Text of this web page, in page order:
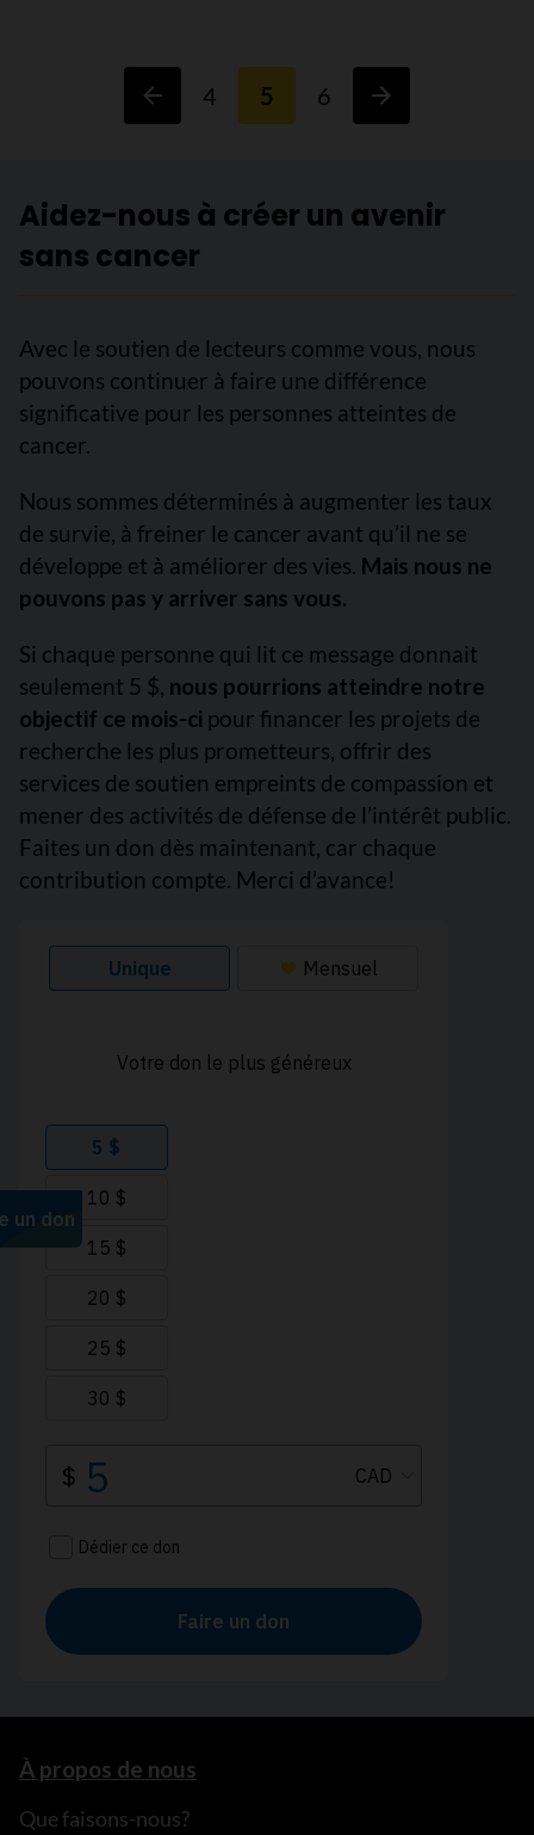
4 5 6
Aidez-nous à créer un avenir
sans cancer
Avec le soutien de lecteurs comme vous, nous
pouvons continuer à faire une différence
significative pour les personnes atteintes de
cancer.
Nous sommes déterminés à augmenter les taux
de survie, à freiner le cancer avant qu’il ne se
développe et à améliorer des vies. Mais nous ne
pouvons pas y arriver sans vous.
Si chaque personne qui lit ce message donnait
seulement 5 $, nous pourrions atteindre notre
objectif ce mois-ci pour financer les projets de
recherche les plus prometteurs, offrir des
services de soutien empreints de compassion et
mener des activités de défense de l’intérêt public.
Faites un don dès maintenant, car chaque
contribution compte. Merci d’avance!
À propos de nous
Que faisons-nous?